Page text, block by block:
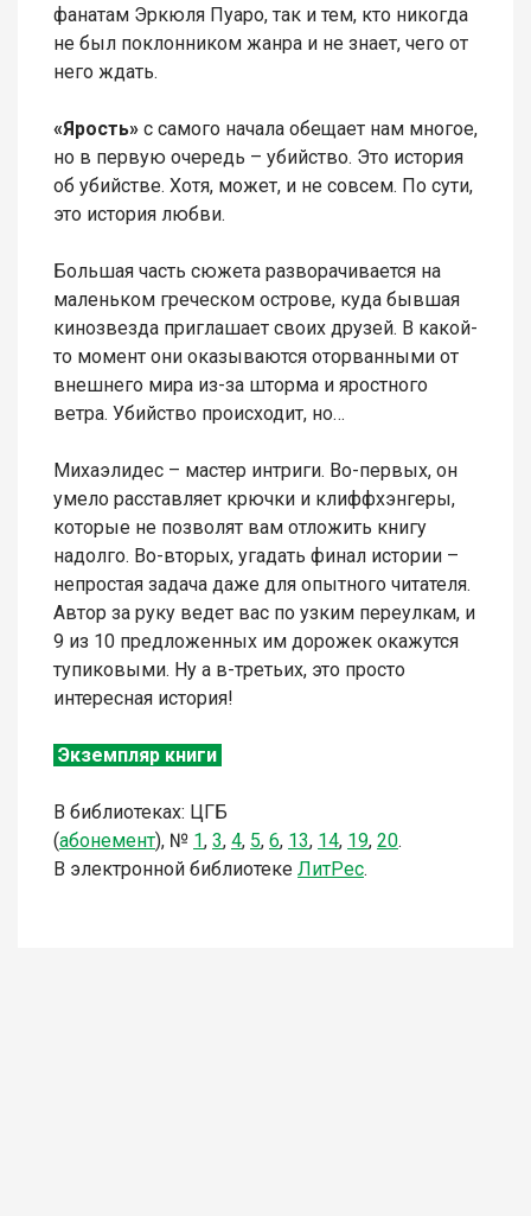
фанатам Эркюля Пуаро, так и тем, кто никогда
не был поклонником жанра и не знает, чего от
него ждать.
«Ярость» с самого начала обещает нам многое,
но в первую очередь – убийство. Это история
об убийстве. Хотя, может, и не совсем. По сути,
это история любви.
Большая часть сюжета разворачивается на
маленьком греческом острове, куда бывшая
кинозвезда приглашает своих друзей. В какой-
то момент они оказываются оторванными от
внешнего мира из-за шторма и яростного
ветра. Убийство происходит, но…
Михаэлидес – мастер интриги. Во-первых, он
умело расставляет крючки и клиффхэнгеры,
которые не позволят вам отложить книгу
надолго. Во-вторых, угадать финал истории –
непростая задача даже для опытного читателя.
Автор за руку ведет вас по узким переулкам, и
9 из 10 предложенных им дорожек окажутся
тупиковыми. Ну а в-третьих, это просто
интересная история!
Экземпляр книги
В библиотеках: ЦГБ
(абонемент), № 1, 3, 4, 5, 6, 13, 14, 19, 20.
В электронной библиотеке Л итРес.